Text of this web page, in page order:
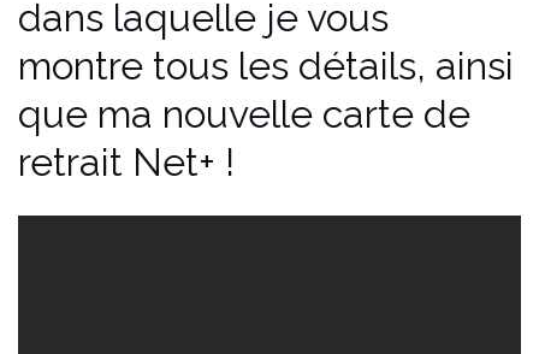
dans laquelle je vous
montre tous les détails, ainsi
que ma nouvelle carte de
retrait Net+ !